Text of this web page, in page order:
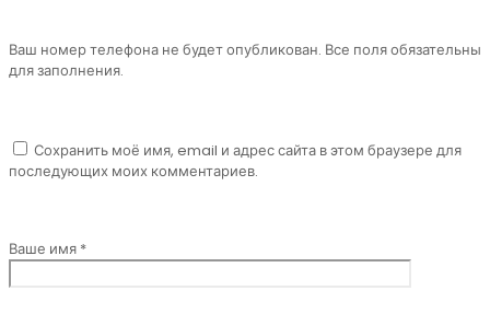
Ваш номер телефона не будет опубликован. Все поля обязательны
для заполнения.
Ваше имя *
Сохранить моё имя, email и адрес сайта в этом браузере для
последующих моих комментариев.